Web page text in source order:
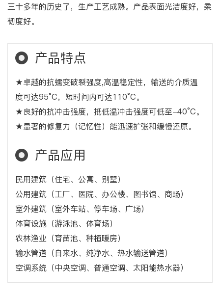
三十多年的历史了，生产工艺成熟。产品表面光洁度好，柔
韧度好。
产品特点
★卓越的抗蠕变破裂强度,高温稳定性，输送的介质温
度可达95°C，短时间内可达110°C。
★良好的抗冲击强度，抵低温冲击强度可低至-40°C。
★显著的修复力（记忆性）能迅速扩张和缓慢还原。
产品应用
民用建筑（住宅、公寓、别墅）
公用建筑（工厂、医院、办公楼、图书馆、商场）
室外建筑（室外车站、停车场、广场）
体育设施（游泳池、体育场）
农林渔业（育苗池、种植暖房）
输水管道（自来水、纯净水、热水输送管道）
空调系统（中央空调、普通空调、太阳能热水器）